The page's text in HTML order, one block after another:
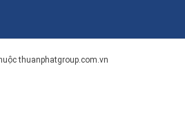
thuanphatgroup.com.vn